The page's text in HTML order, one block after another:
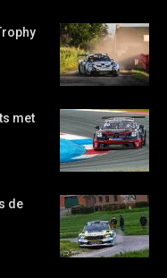
met
de